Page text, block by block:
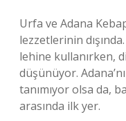
Urfa ve Adana
lezzetlerinin
lehine kullanırken,
düşünüyor.
tanımıyor olsa da,
arasında ilk yer.